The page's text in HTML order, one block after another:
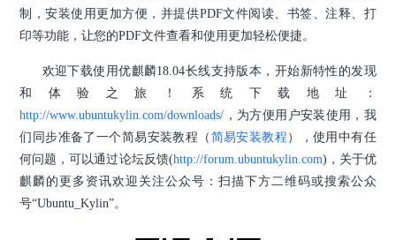
制，安装使用更加方便，并提供PDF文件阅读、书签、注释、打
印等功能，让您的PDF文件查看和使用更加轻松便捷。
欢迎下载使用优麒麟18.04长线支持版本，开始新特性的发现
和体验之旅！系统下载地址：
http://www.ubuntukylin.com/downloads/ ，为方便用户安装使用，我
们同步准备了一个简易安装教程（ 简易安装教程 ），使用中有任
何问题，可以通过论坛反馈(http://forum.ubuntukylin.com)，关于优
麒麟的更多资讯欢迎关注公众号：扫描下方二维码或搜索公众
号“Ubuntu_Kylin”。